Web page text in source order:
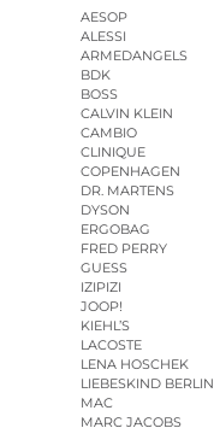
AESOP
ALESSI
ARMEDANGELS
BDK
BOSS
CALVIN KLEIN
CAMBIO
CLINIQUE
COPENHAGEN
DR. MARTENS
DYSON
ERGOBAG
FRED PERRY
GUESS
IZIPIZI
JOOP!
KIEHL’S
LACOSTE
LENA HOSCHEK
LIEBESKIND BERLIN
MAC
MARC JACOBS